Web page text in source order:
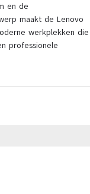
en de
maakt de Lenovo
werkplekken die
professionele